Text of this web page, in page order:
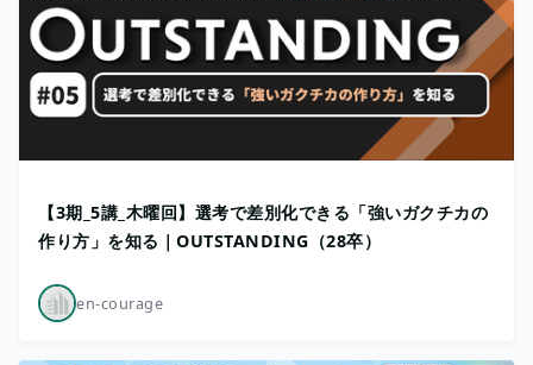
【3期_5講_木曜回】選考で差別化できる「強いガクチカの
作り方」を知る｜OUTSTANDING（28卒）
en-courage